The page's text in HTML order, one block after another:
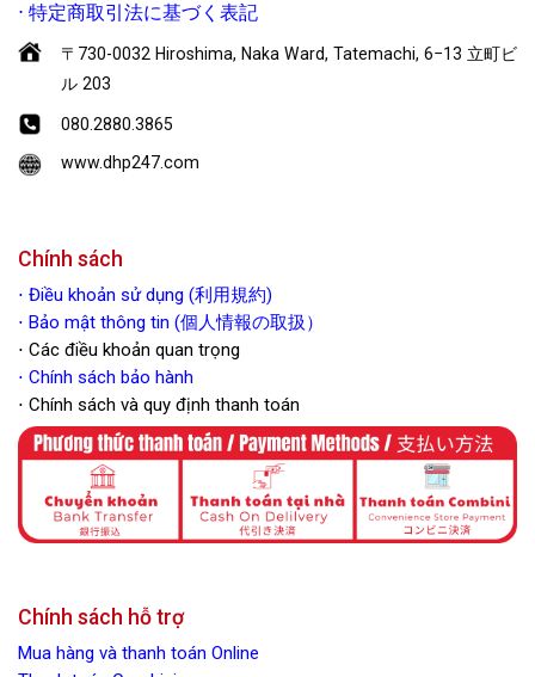
⋅ 特定商取引法に基づく表記
〒730-0032 Hiroshima, Naka Ward, Tatemachi, 6−13 立町ビ
ル 203
080.2880.3865
www.dhp247.com
Chính sách
⋅ Điều khoản sử dụng (利用規約)
⋅ Bảo mật thông tin (個人情報の取扱）
⋅ Các điều khoản quan trọng
⋅ Chính sách bảo hành
⋅ Chính sách và quy định thanh toán
Chính sách hỗ trợ
Mua hàng và thanh toán Online